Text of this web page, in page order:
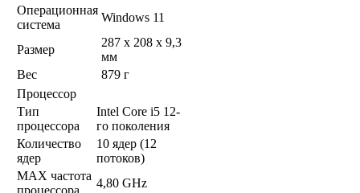
Операционная
система
Windows 11
Размер
287 x 208 x 9,3
мм
Вес
879 г
Процессор
Тип
процессора
Intel Core i5 12-
го поколения
Количество
ядер
10 ядер (12
потоков)
MAX частота
процессора
4,80 GHz